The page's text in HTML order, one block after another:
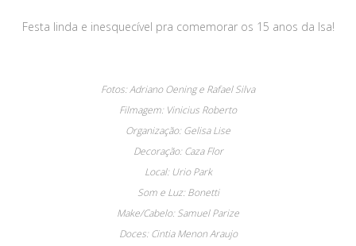
Festa linda e inesquecível pra comemorar os 15 anos da Isa!
Fotos: Adriano Oening e Rafael Silva
Filmagem: Vinicius Roberto
Organização: Gelisa Lise
Decoração: Caza Flor
Local: Urio Park
Som e Luz: Bonetti
Make/Cabelo: Samuel Parize
Doces: Cintia Menon Araujo